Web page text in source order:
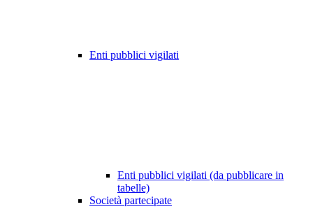
Enti pubblici vigilati
Enti pubblici vigilati (da pubblicare in
tabelle)
Società partecipate